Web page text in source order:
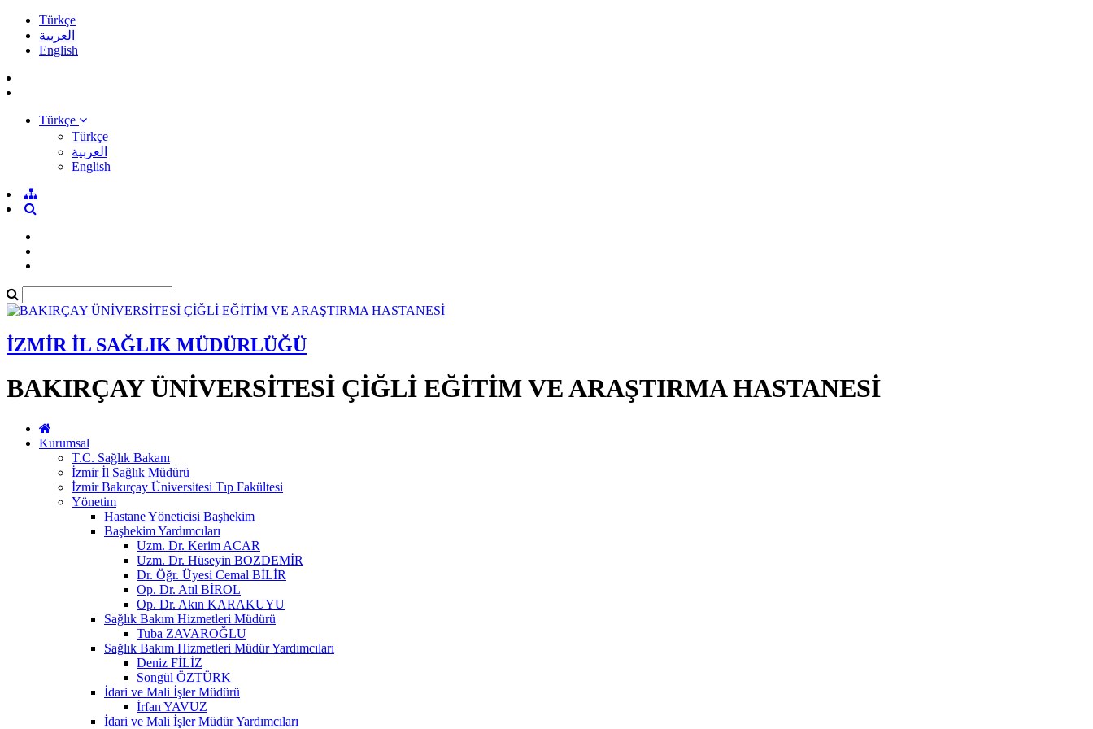
Türkçe
العربية
English
Türkçe
Türkçe
العربية
English
İZMİR İL SAĞLIK MÜDÜRLÜĞÜ
BAKIRÇAY ÜNİVERSİTESİ ÇİĞLİ EĞİTİM VE ARAŞTIRMA HASTANESİ
Kurumsal
T.C. Sağlık Bakanı
İzmir İl Sağlık Müdürü
İzmir Bakırçay Üniversitesi Tıp Fakültesi
Yönetim
Hastane Yöneticisi Başhekim
Başhekim Yardımcıları
Uzm. Dr. Kerim ACAR
Uzm. Dr. Hüseyin BOZDEMİR
Dr. Öğr. Üyesi Cemal BİLİR
Op. Dr. Atıl BİROL
Op. Dr. Akın KARAKUYU
Sağlık Bakım Hizmetleri Müdürü
Tuba ZAVAROĞLU
Sağlık Bakım Hizmetleri Müdür Yardımcıları
Deniz FİLİZ
Songül ÖZTÜRK
İdari ve Mali İşler Müdürü
İrfan YAVUZ
İdari ve Mali İşler Müdür Yardımcıları